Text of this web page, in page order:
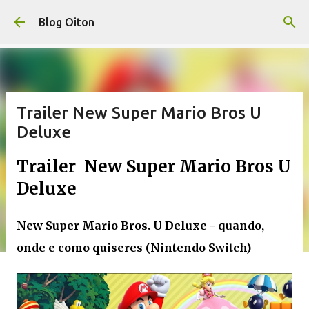
Pular para o conteúdo principal
Blog Oiton
Trailer New Super Mario Bros U
Deluxe
Trailer New Super Mario Bros U
Deluxe
New Super Mario Bros. U Deluxe - quando,
onde e como quiseres (Nintendo Switch)